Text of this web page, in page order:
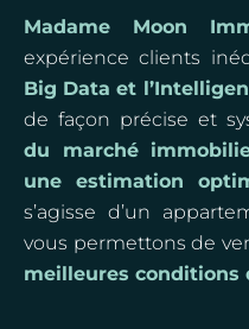
Madame Moon
expérience clients
Big Data et
de façon précise et
du marché
une estimation
s’agisse d’un
vous permettons de
meilleures conditions